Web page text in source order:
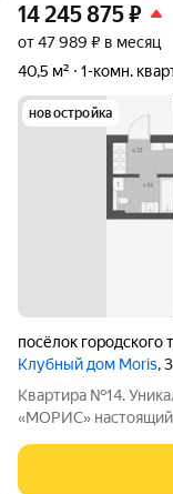
14 245 875₽
от 47 989 ₽ в месяц
40,5 м²
1-комн.
новостройка
посёлок городского
Клубный дом Moris,
Квартира №14.
«МОРИС» настоящий оазис роскоши и комфорта,
пляжами, на берегу
Это место, где